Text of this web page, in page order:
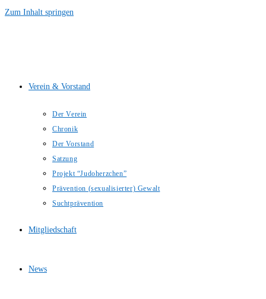
Zum Inhalt springen
Verein & Vorstand
Der Verein
Chronik
Der Vorstand
Satzung
Projekt “Judoherzchen”
Prävention (sexualisierter) Gewalt
Suchtprävention
Mitgliedschaft
News